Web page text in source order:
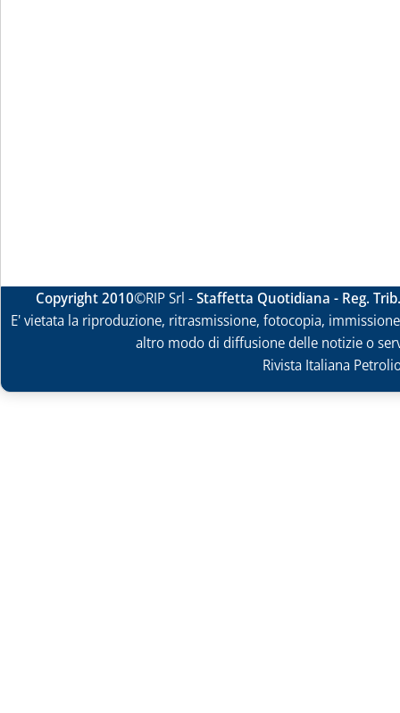
Copyright 2010©RIP Srl -Staffetta Quotidiana - Reg.
E' vietata la riproduzione, ritrasmissione, fotocopia,
altro modo di diffusione delle notizie o
Rivista Italiana